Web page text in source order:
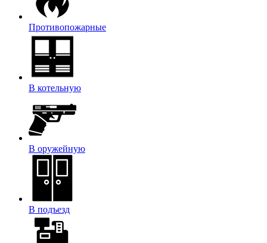
Противопожарные
В котельную
В оружейную
В подъезд